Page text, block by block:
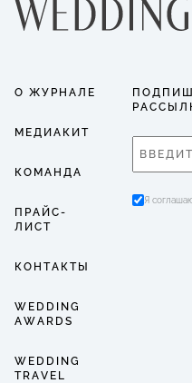
О ЖУРНАЛЕ
МЕДИАКИТ
КОМАНДА
ПРАЙС-
ЛИСТ
КОНТАКТЫ
WEDDING
AWARDS
WEDDING
TRAVEL
Я